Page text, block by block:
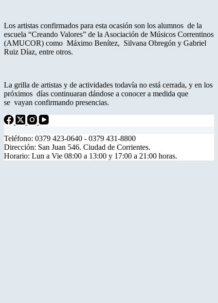
Los artistas confirmados para esta ocasión son los alumnos de la
escuela “Creando Valores” de la Asociación de Músicos Correntinos
(AMUCOR) como Máximo Benítez, Silvana Obregón y Gabriel
Ruiz Díaz, entre otros.
La grilla de artistas y de actividades todavía no está cerrada, y en los
próximos días continuaran dándose a conocer a medida que
se vayan confirmando presencias.
Teléfono: 0379 423-0640 - 0379 431-8800
Dirección: San Juan 546. Ciudad de Corrientes.
Horario: Lun a Vie 08:00 a 13:00 y 17:00 a 21:00 horas.